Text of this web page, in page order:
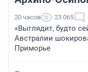
20 часов 23 065
«Выглядит, будто
Австралии
Приморье